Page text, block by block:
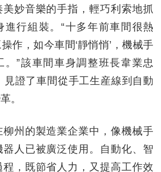
妙音樂的手指，輕巧利索地抓
進行組裝。“十多年前車間很熱
作，如今車間‘靜悄悄’，機械手
。”該車間車身調整班長韋業忠
見證了車間從手工生産線到自動
。
的製造業企業中，像機械手
人已被廣泛使用。自動化、智
，既節省人力，又提高工作效